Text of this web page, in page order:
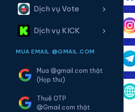
Dịch vụ Vote
Dịch vụ KICK
MUA EMAIL @GMAIL.COM
Mua @gmail.com thật
(Họp thư)
Thuê OTP
@Gmail.com thật
Shopee